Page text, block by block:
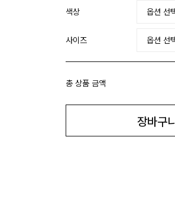
색상
사이즈
총 상품 금액
장바구니